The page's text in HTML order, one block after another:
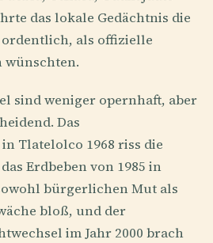
das lokale Gedächtnis die
als offizielle
wünschten.
sind weniger opernhaft, aber
Das
Tlatelolco 1968 riss die
Erdbeben von 1985 in
bürgerlichen Mut als
bloß, und der
im Jahr 2000 brach